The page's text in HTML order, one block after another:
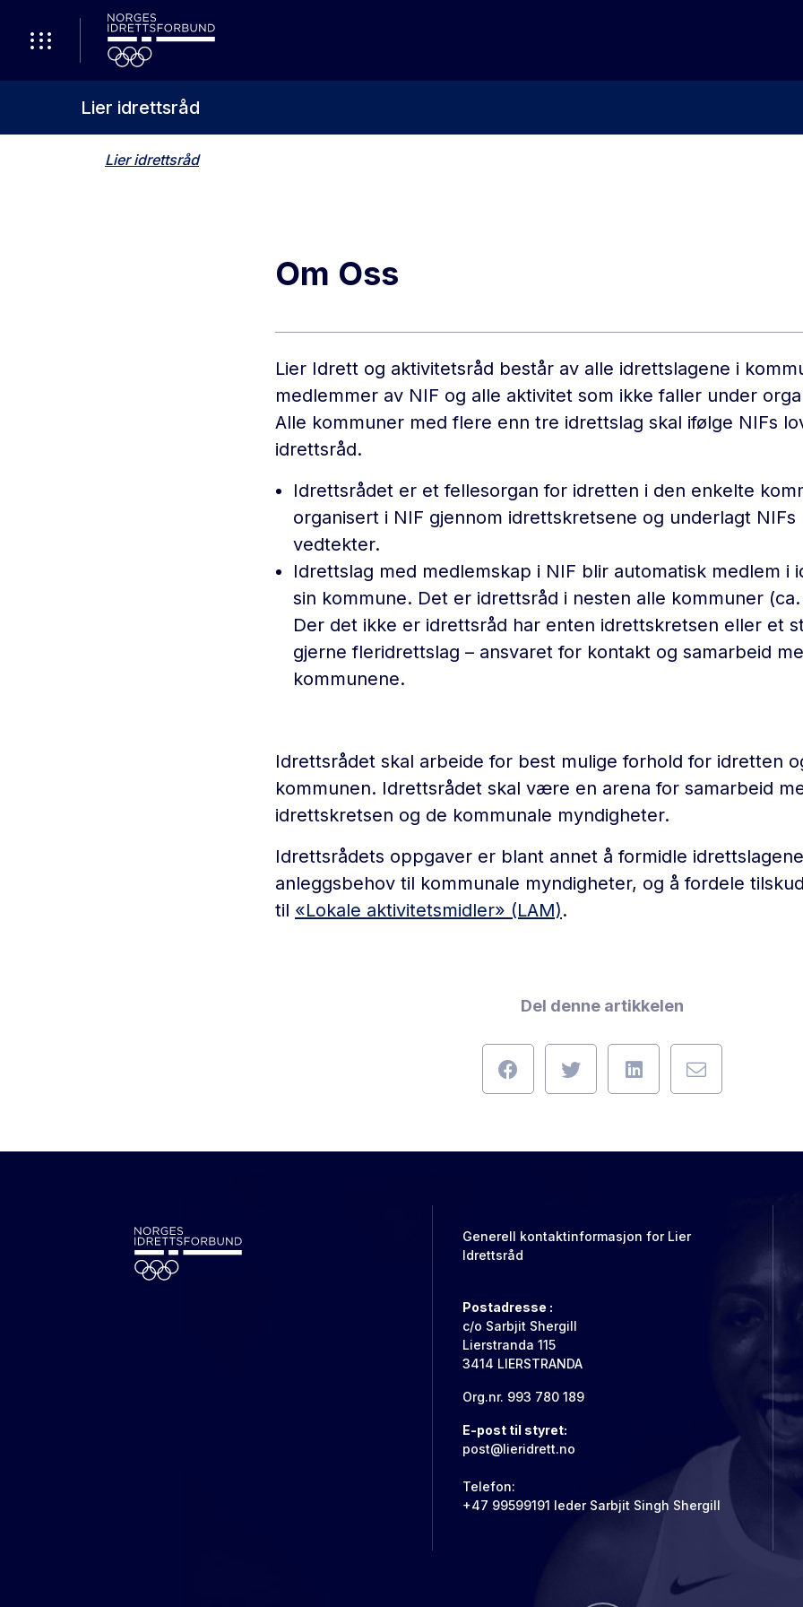
Lier idrettsråd
Lier idrettsråd
Om Oss
Lier Idrett og aktivitetsråd består av alle idrettslagene i
medlemmer av NIF og alle aktivitet som ikke faller under
Alle kommuner med flere enn tre idrettslag skal ifølge NIFs
idrettsråd.
Idrettsrådet er et fellesorgan for idretten i den enkelte
organisert i NIF gjennom idrettskretsene og underlagt NIFs
vedtekter.
Idrettslag med medlemskap i NIF blir automatisk medlem i
sin kommune. Det er idrettsråd i nesten alle kommuner
Der det ikke er idrettsråd har enten idrettskretsen eller et
gjerne fleridrettslag – ansvaret for kontakt og samarbeid
kommunene.
Idrettsrådet skal arbeide for best mulige forhold for idretten
kommunen. Idrettsrådet skal være en arena for samarbeid
idrettskretsen og de kommunale myndigheter.
Idrettsrådets oppgaver er blant annet å formidle
anleggsbehov til kommunale myndigheter, og å fordele
til «Lokale aktivitetsmidler» (LAM).
Del denne artikkelen
Generell kontaktinformasjon for Lier
Idrettsråd
Postadresse :
c/o Sarbjit Shergill
Lierstranda 115
3414 LIERSTRANDA
Org.nr. 993 780 189
E-post til styret:
post@lieridrett.no
Telefon:
+47 99599191 leder Sarbjit Singh Shergill